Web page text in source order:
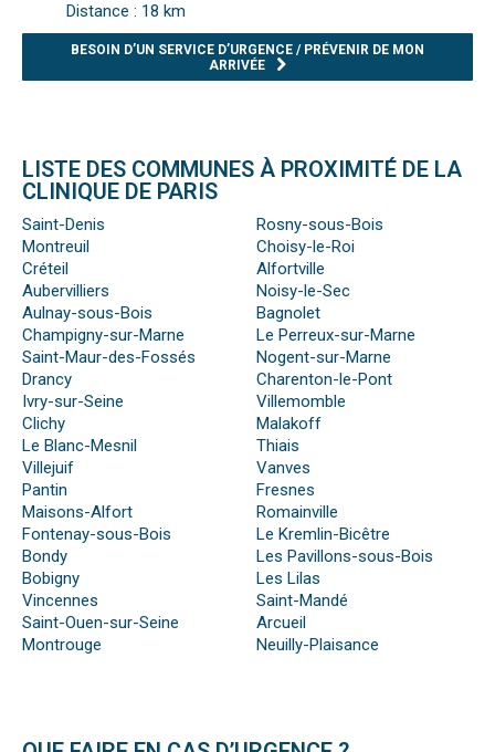
Distance : 18 km
BESOIN D’UN SERVICE D’URGENCE / PRÉVENIR DE MON
ARRIVÉE
LISTE DES COMMUNES À PROXIMITÉ DE LA
CLINIQUE DE PARIS
Saint-Denis
Montreuil
Créteil
Aubervilliers
Aulnay-sous-Bois
Champigny-sur-Marne
Saint-Maur-des-Fossés
Drancy
Ivry-sur-Seine
Clichy
Le Blanc-Mesnil
Villejuif
Pantin
Maisons-Alfort
Fontenay-sous-Bois
Bondy
Bobigny
Vincennes
Saint-Ouen-sur-Seine
Montrouge
Rosny-sous-Bois
Choisy-le-Roi
Alfortville
Noisy-le-Sec
Bagnolet
Le Perreux-sur-Marne
Nogent-sur-Marne
Charenton-le-Pont
Villemomble
Malakoff
Thiais
Vanves
Fresnes
Romainville
Le Kremlin-Bicêtre
Les Pavillons-sous-Bois
Les Lilas
Saint-Mandé
Arcueil
Neuilly-Plaisance